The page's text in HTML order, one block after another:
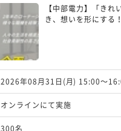
【中部電力】「きれ
き、想いを形にする
2026年08月31日(月) 15:00〜
オンラインにて実施
300名